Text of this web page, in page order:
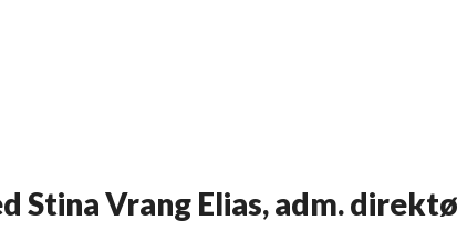
Stina Vrang Elias, adm.